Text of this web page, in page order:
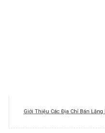
Giới Thiệu Các Địa Chỉ Bán